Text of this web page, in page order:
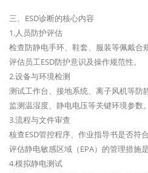
三、ESD诊断的核心内容
1.人员防护评估
检查防静电手环、鞋套、服装等佩戴合
评估员工ESD防护意识及操作规范性。
2.设备与环境检测
测试工作台、接地系统、离子风机等防
监测温湿度、静电电压等关键环境参数。
3.流程与文件审查
核查ESD管控程序、作业指导书是否符合
评估静电敏感区域（EPA）的管理措施是
4.模拟静电测试